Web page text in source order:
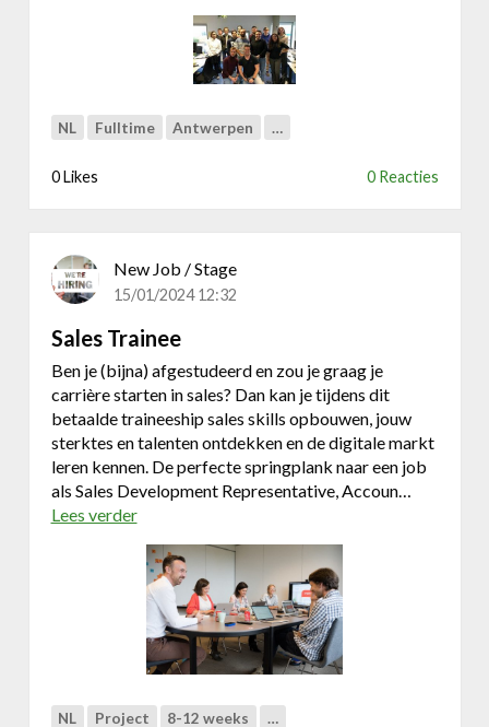
a
g
e
r
e
r
S
NL Fulltime Antwerpen …
0 Likes 0 Reacties
New Job / Stage
15/01/2024 12:32
Sales Trainee
Ben je (bijna) afgestudeerd en zou je graag je
carrière starten in sales? Dan kan je tijdens dit
betaalde traineeship sales skills opbouwen, jouw
sterktes en talenten ontdekken en de digitale markt
leren kennen. De perfecte springplank naar een job
als Sales Development Representative, Accoun…
Lees verdero
s
NL Project 8-12 weeks …